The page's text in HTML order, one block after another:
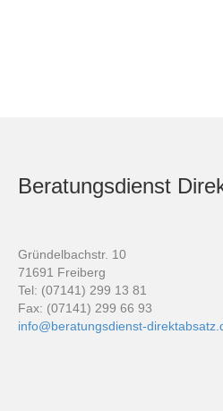
Beratungsdienst
Gründelbachstr. 10
71691 Freiberg
Tel: (07141) 299 13 81
Fax: (07141) 299 66 93
info@beratungsdienst-